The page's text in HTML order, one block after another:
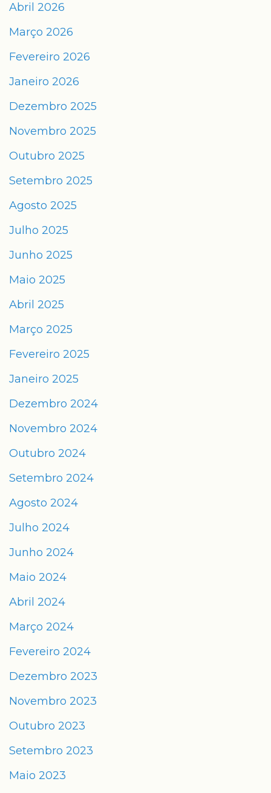
Abril 2026
Março 2026
Fevereiro 2026
Janeiro 2026
Dezembro 2025
Novembro 2025
Outubro 2025
Setembro 2025
Agosto 2025
Julho 2025
Junho 2025
Maio 2025
Abril 2025
Março 2025
Fevereiro 2025
Janeiro 2025
Dezembro 2024
Novembro 2024
Outubro 2024
Setembro 2024
Agosto 2024
Julho 2024
Junho 2024
Maio 2024
Abril 2024
Março 2024
Fevereiro 2024
Dezembro 2023
Novembro 2023
Outubro 2023
Setembro 2023
Maio 2023